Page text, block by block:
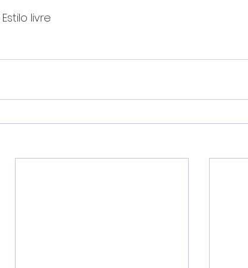
Estilo livre